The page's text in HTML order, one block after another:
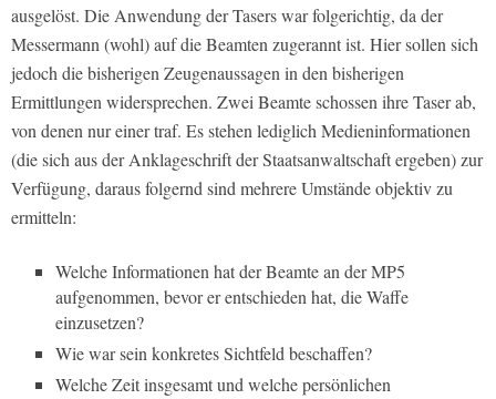
ausgelöst. Die Anwendung der Tasers war folgerichtig, da der
Messermann (wohl) auf die Beamten zugerannt ist. Hier sollen sich
jedoch die bisherigen Zeugenaussagen in den bisherigen
Ermittlungen widersprechen. Zwei Beamte schossen ihre Taser ab,
von denen nur einer traf. Es stehen lediglich Medieninformationen
(die sich aus der Anklageschrift der Staatsanwaltschaft ergeben) zur
Verfügung, daraus folgernd sind mehrere Umstände objektiv zu
ermitteln:
Welche Informationen hat der Beamte an der MP5
aufgenommen, bevor er entschieden hat, die Waffe
einzusetzen?
Wie war sein konkretes Sichtfeld beschaffen?
Welche Zeit insgesamt und welche persönlichen